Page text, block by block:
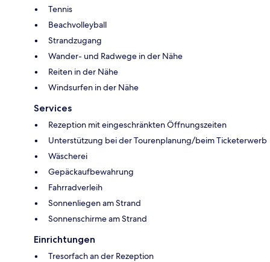
Tennis
Beachvolleyball
Strandzugang
Wander- und Radwege in der Nähe
Reiten in der Nähe
Windsurfen in der Nähe
Services
Rezeption mit eingeschränkten Öffnungszeiten
Unterstützung bei der Tourenplanung/beim Ticketerwerb
Wäscherei
Gepäckaufbewahrung
Fahrradverleih
Sonnenliegen am Strand
Sonnenschirme am Strand
Einrichtungen
Tresorfach an der Rezeption